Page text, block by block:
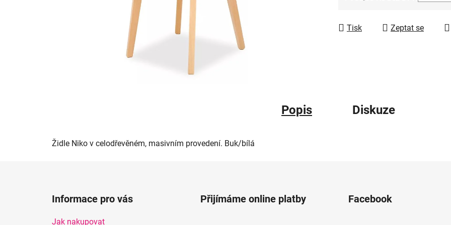
Tisk Zeptat se
Popis Diskuze
Židle Niko v celodřevěném, masivním provedení. Buk/bílá
Informace pro vás
Jak nakupovat
Přijímáme online platby Facebook